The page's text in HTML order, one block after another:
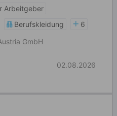
Arbeitgeber
Berufskleidung
6
GmbH
02.08.2026